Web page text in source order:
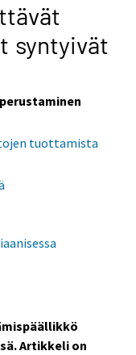
syntyivät
tuottamista
Artikkeli on